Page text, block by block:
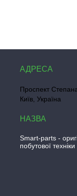
Проспект
Київ, Україна
Smart-parts -
побутової техніки